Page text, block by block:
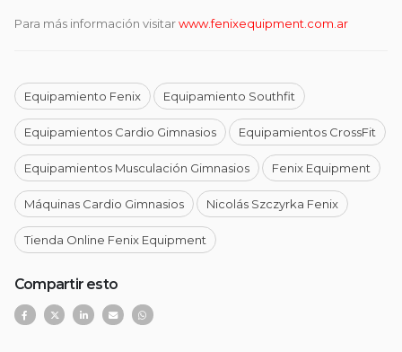
Para más información visitarwww.fenixequipment.com.ar
Equipamiento Fenix Equipamiento Southfit
Equipamientos Cardio Gimnasios Equipamientos CrossFit
Equipamientos Musculación Gimnasios Fenix Equipment
Máquinas Cardio Gimnasios Nicolás Szczyrka Fenix
Tienda Online Fenix Equipment
Compartir esto